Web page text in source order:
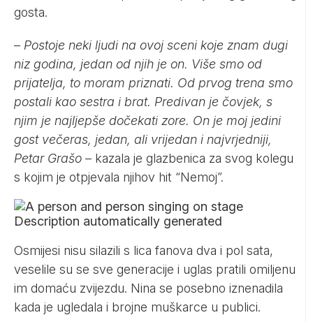
gosta.
– Postoje neki ljudi na ovoj sceni koje znam dugi
niz godina, jedan od njih je on. Više smo od
prijatelja, to moram priznati. Od prvog trena smo
postali kao sestra i brat. Predivan je čovjek, s
njim je najljepše dočekati zore. On je moj jedini
gost večeras, jedan, ali vrijedan i najvrjedniji,
Petar Grašo – kazala je glazbenica za svog kolegu
s kojim je otpjevala njihov hit “Nemoj”.
Osmijesi nisu silazili s lica fanova dva i pol sata,
veselile su se sve generacije i uglas pratili omiljenu
im domaću zvijezdu. Nina se posebno iznenadila
kada je ugledala i brojne muškarce u publici.